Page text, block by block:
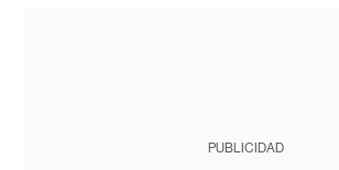
PUBLICIDAD